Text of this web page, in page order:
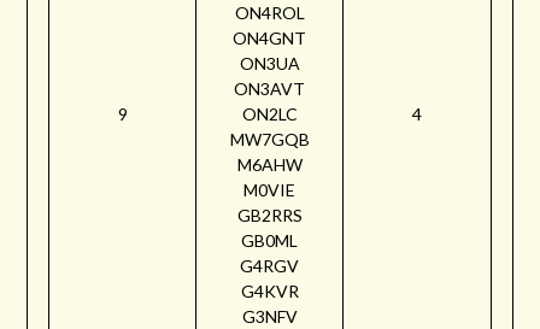
9
ON4ROL
ON4GNT
ON3UA
ON3AVT
ON2LC
MW7GQB
M6AHW
M0VIE
GB2RRS
GB0ML
G4RGV
G4KVR
G3NFV
4